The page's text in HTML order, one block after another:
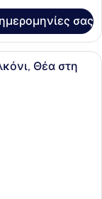
σας
ξενοδοχείου με ένα
Θέα στη